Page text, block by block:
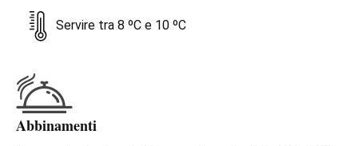
Servire tra 8 ºC e 10 ºC
Abbinamenti